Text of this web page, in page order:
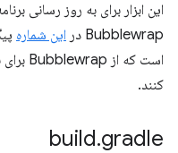
این ابزار برای به روز رسانی
Bubblewrap در
این شماره
است که از Bubblewrap برای به روز رسانی برنامه خود استفاده
کنند.
build.gradle